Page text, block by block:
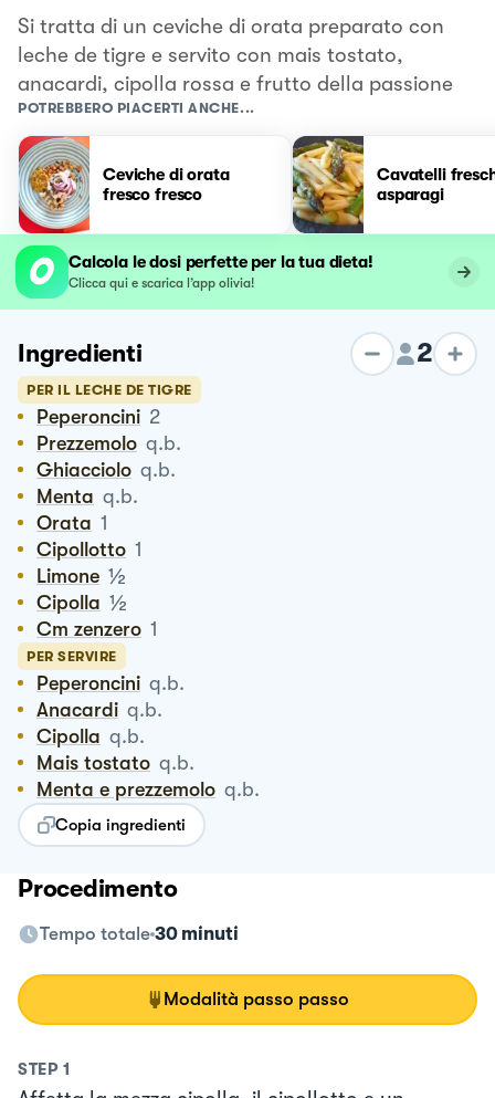
Si tratta di un ceviche di orata preparato con
leche de tigre e servito con mais tostato,
anacardi, cipolla rossa e frutto della passione
POTREBBERO PIACERTI ANCHE...
Ceviche di orata
fresco fresco
Cavatelli
asparagi
Calcola le dosi perfette per la tua dieta!
Clicca qui e scarica l’app olivia!
Ingredienti 2
PER IL LECHE DE TIGRE
Peperoncini 2
Prezzemolo q.b.
Ghiacciolo q.b.
Menta q.b.
Orata 1
Cipollotto 1
Limone ½
Cipolla ½
Cm zenzero 1
PER SERVIRE
Peperoncini q.b.
Anacardi q.b.
Cipolla q.b.
Mais tostato q.b.
Menta e prezzemolo q.b.
Copia ingredienti
Procedimento
Tempo totale 30 minuti
Modalità passo passo
STEP 1